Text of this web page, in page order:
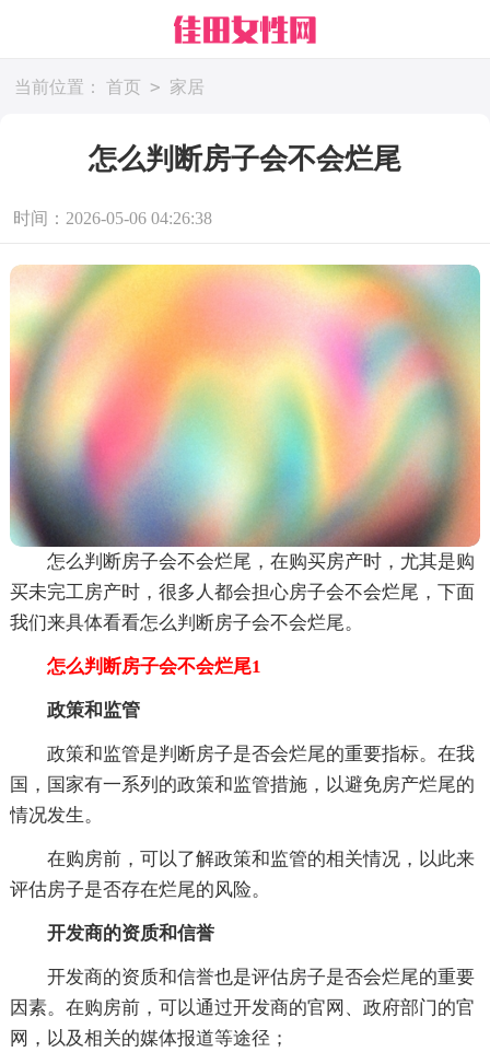
当前位置： 首页 > 家居
怎么判断房子会不会烂尾
时间：2026-05-06 04:26:38
怎么判断房子会不会烂尾，在购买房产时，尤其是购
买未完工房产时，很多人都会担心房子会不会烂尾，下面
我们来具体看看怎么判断房子会不会烂尾。
怎么判断房子会不会烂尾1
政策和监管
政策和监管是判断房子是否会烂尾的重要指标。在我
国，国家有一系列的政策和监管措施，以避免房产烂尾的
情况发生。
在购房前，可以了解政策和监管的相关情况，以此来
评估房子是否存在烂尾的风险。
开发商的资质和信誉
开发商的资质和信誉也是评估房子是否会烂尾的重要
因素。在购房前，可以通过开发商的官网、政府部门的官
网，以及相关的媒体报道等途径；